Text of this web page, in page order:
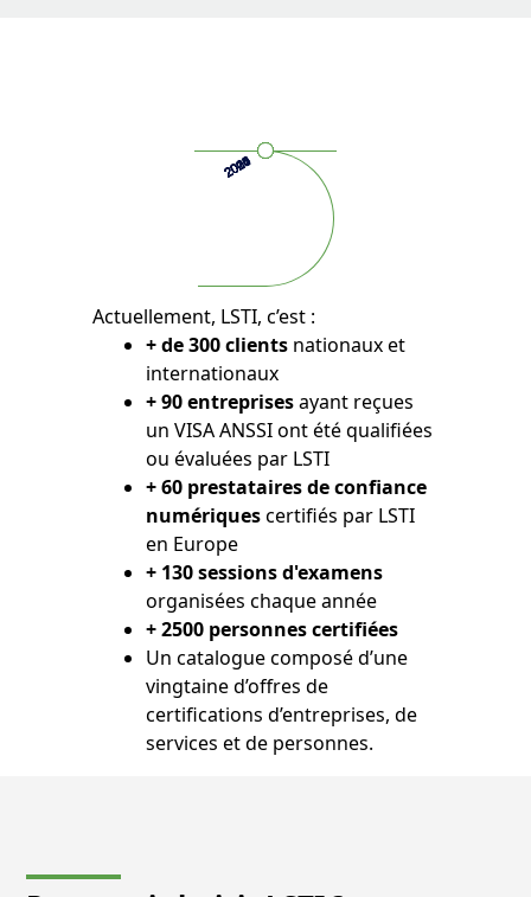
2004
2006
2007
2010
2014
2016
2020
2021
2024
2025
Actuellement, LSTI, c’est :
+ de 300 clients nationaux et
internationaux
+ 90 entreprisesayant reçues
un VISA ANSSI ont été qualifiées
ou évaluées par LSTI
+ 60 prestataires de confiance
numériquescertifiés par LSTI
en Europe
+ 130 sessions d'examens
organisées chaque année
+ 2500 personnes certifiées
Un catalogue composé d’une
vingtaine d’offres de
certifications d’entreprises, de
services et de personnes.